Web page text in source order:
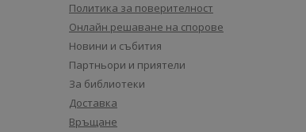
Политика за поверителност
Онлайн решаване на спорове
Новини и събития
Партньори и приятели
За библиотеки
Доставка
Връщане